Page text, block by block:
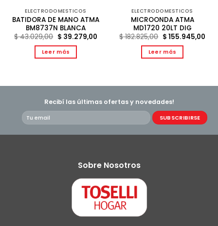
ELECTRODOMESTICOS
BATIDORA DE MANO ATMA
BM8737N BLANCA
$43.029,00 El
original
era:
$ 39.279,00El
Leer más
ELECTRODOMESTICOS
MICROONDA ATMA
MD1720 20LT DIG
$182.825,00 El
original
era:
$ 155.945,00El
Leer más
Recibí las últimas ofertas y novedades!
Sobre Nosotros